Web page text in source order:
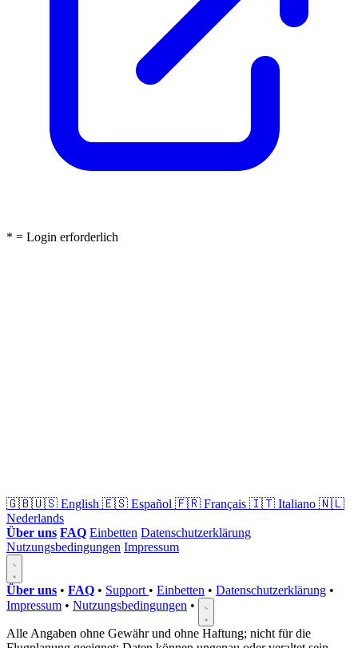
* = Login erforderlich
🇬🇧🇺🇸 English 🇪🇸 Español 🇫🇷 Français 🇮🇹 Italiano 🇳🇱
Nederlands
Über uns FAQ Einbetten Datenschutzerklärung
Nutzungsbedingungen Impressum
Über uns • FAQ • Support • Einbetten • Datenschutzerklärung •
Impressum • Nutzungsbedingungen •
Alle Angaben ohne Gewähr und ohne Haftung; nicht für die